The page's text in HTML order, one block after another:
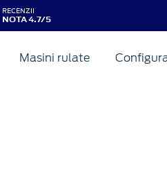
RECENZII
NOTA 4.7/5
Masini rulate